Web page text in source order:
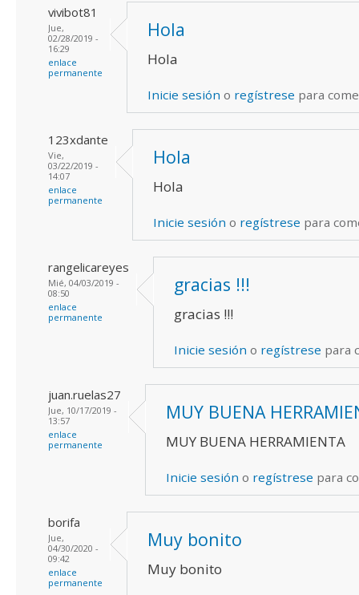
vivibot81
Jue,
02/28/2019 -
16:29
enlace
permanente
Hola
Hola
Inicie sesión o regístrese para
123xdante
Vie,
03/22/2019 -
14:07
enlace
permanente
Hola
Hola
Inicie sesión o regístrese para
rangelicareyes
Mié, 04/03/2019 -
08:50
enlace
permanente
gracias !!!
gracias !!!
Inicie sesión o regístrese para
juan.ruelas27
Jue, 10/17/2019 -
13:57
enlace
permanente
MUY BUENA
MUY BUENA HERRAMIENTA
Inicie sesión o regístrese para
borifa
Jue,
04/30/2020 -
09:42
enlace
permanente
Muy bonito
Muy bonito